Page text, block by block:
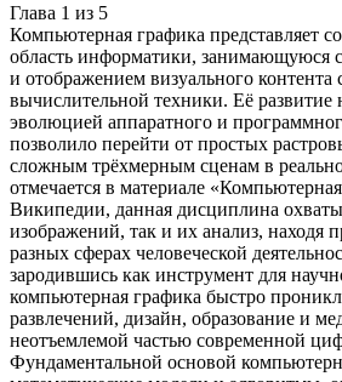
Глава 1 из 5
Компьютерная графика представляет
область информатики, занимающуюся
и отображением визуального
вычислительной техники. Её развитие
эволюцией аппаратного и
позволило перейти от простых
сложным трёхмерным сценам в
отмечается в материале
Википедии, данная дисциплина
изображений, так и их анализ, находя
разных сферах человеческой
зародившись как инструмент для
компьютерная графика быстро
развлечений, дизайн, образование и
неотъемлемой частью современной
Фундаментальной основой